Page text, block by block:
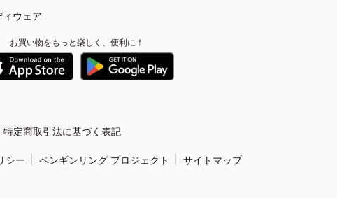
ィウェア
お買い物をもっと楽しく、便利に！
特定商取引法に基づく表記
シー ペンギンリング プロジェクト サイトマップ